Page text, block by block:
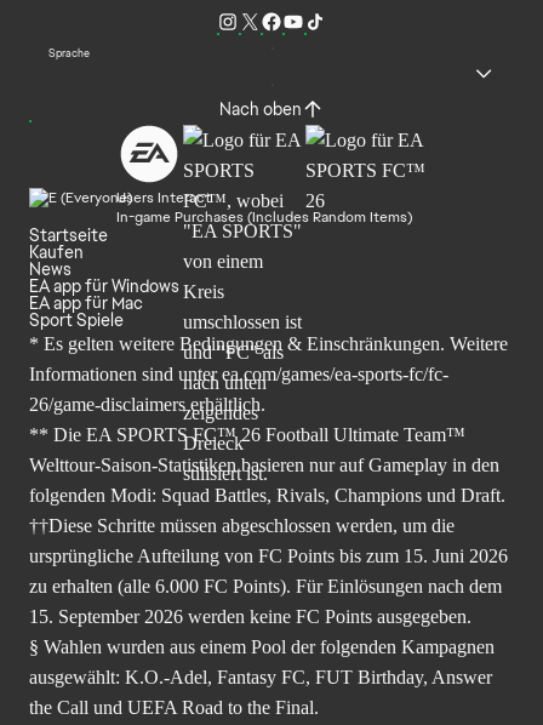
Sprache
Nach oben
Users Interact
In-game Purchases (Includes Random Items)
Startseite
Kaufen
News
EA app für Windows
EA app für Mac
Sport Spiele
* Es gelten weitere Bedingungen & Einschränkungen. Weitere
Informationen sind unterea.com/games/ea-sports-fc/fc-
26/game-disclaimers erhältlich.
** Die EA SPORTS FC™ 26 Football Ultimate Team™
Welttour-Saison-Statistiken basieren nur auf Gameplay in den
folgenden Modi: Squad Battles, Rivals, Champions und Draft.
††Diese Schritte müssen abgeschlossen werden, um die
ursprüngliche Aufteilung von FC Points bis zum 15. Juni 2026
zu erhalten (alle 6.000 FC Points). Für Einlösungen nach dem
15. September 2026 werden keine FC Points ausgegeben.
§ Wahlen wurden aus einem Pool der folgenden Kampagnen
ausgewählt: K.O.-Adel, Fantasy FC, FUT Birthday, Answer
the Call und UEFA Road to the Final.